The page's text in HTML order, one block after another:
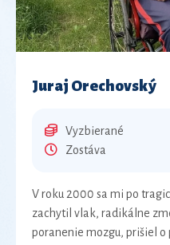
Juraj Orechovský
Vyzbierané
Zostáva
V roku 2000 sa mi po
zachytil vlak, radikálne
poranenie mozgu, prišiel o